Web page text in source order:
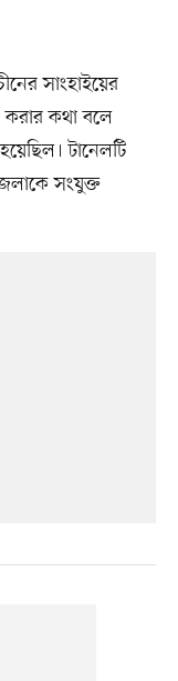
সাংহাইয়ের
করার কথা বলে
টানেলটি
সংযুক্ত